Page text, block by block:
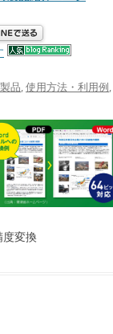
品,使用方法・利用例,
変換